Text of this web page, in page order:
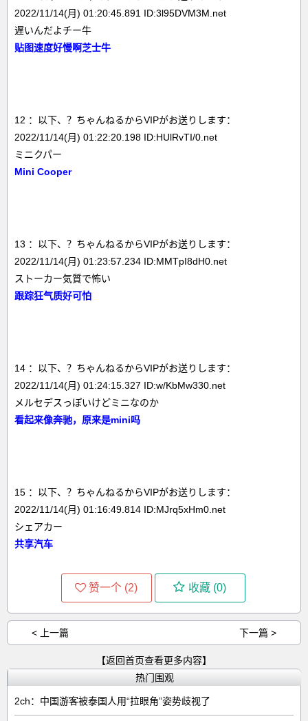
2022/11/14(月) 01:20:45.891 ID:3l95DVM3M.net
遅いんだよチー牛
贴图速度好慢啊芝士牛
12 ：以下、？ちゃんねるからVIPがお送りします：
2022/11/14(月) 01:22:20.198 ID:HUlRvTI/0.net
ミニクパー
Mini Cooper
13 ：以下、？ちゃんねるからVIPがお送りします：
2022/11/14(月) 01:23:57.234 ID:MMTpI8dH0.net
ストーカー気質で怖い
跟踪狂气质好可怕
14 ：以下、？ちゃんねるからVIPがお送りします：
2022/11/14(月) 01:24:15.327 ID:w/KbMw330.net
メルセデスっぽいけどミニなのか
看起来像奔驰，原来是mini吗
15 ：以下、？ちゃんねるからVIPがお送りします：
2022/11/14(月) 01:16:49.814 ID:MJrq5xHm0.net
シェアカー
共享汽车
赞一个 (2) 收藏 (0)
< 上一篇 下一篇 >
【返回首页查看更多内容】
热门围观
2ch：中国游客被泰国人用“拉眼角”姿势歧视了